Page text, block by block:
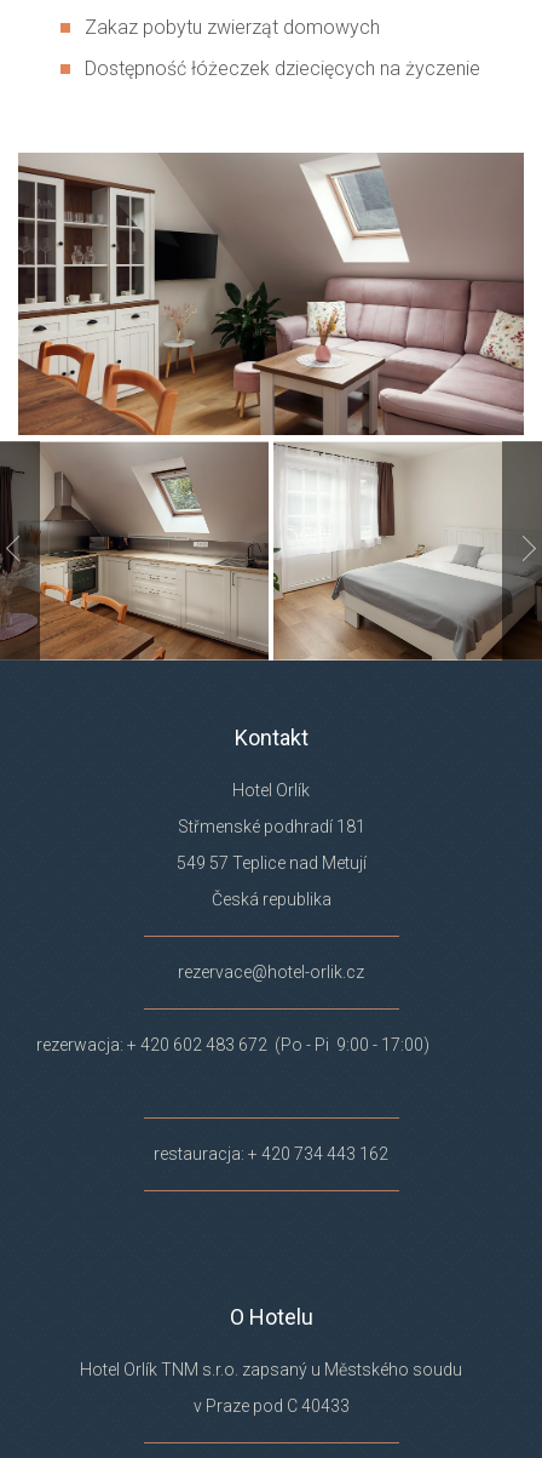
Zakaz pobytu zwierząt domowych
Dostępność łóżeczek dziecięcych na życzenie
Kontakt
Hotel Orlík
Střmenské podhradí 181
549 57 Teplice nad Metují
Česká republika
rezervace@hotel-orlik.cz
rezerwacja: + 420 602 483 672 (Po - Pi 9:00 - 17:00)
restauracja: + 420 734 443 162
O Hotelu
Hotel Orlík TNM s.r.o. zapsaný u Městského soudu
v Praze pod C 40433